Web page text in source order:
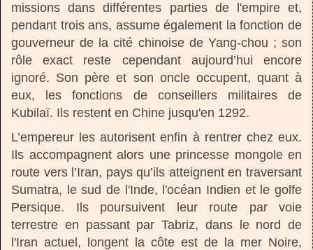
missions dans différentes parties de l'empire et,
pendant trois ans, assume également la fonction de
gouverneur de la cité chinoise de Yang-chou ; son
rôle exact reste cependant aujourd’hui encore
ignoré. Son père et son oncle occupent, quant à
eux, les fonctions de conseillers militaires de
Kubilaï. Ils restent en Chine jusqu'en 1292.
L’empereur les autorisent enfin à rentrer chez eux.
Ils accompagnent alors une princesse mongole en
route vers l’Iran, pays qu’ils atteignent en traversant
Sumatra, le sud de l'Inde, l'océan Indien et le golfe
Persique. Ils poursuivent leur route par voie
terrestre en passant par Tabriz, dans le nord de
l'Iran actuel, longent la côte est de la mer Noire,